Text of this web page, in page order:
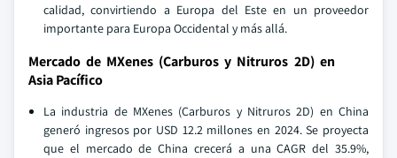
calidad, convirtiendo a Europa del Este en un proveedor
importante para Europa Occidental y más allá.
Mercado de MXenes (Carburos y Nitruros 2D) en
Asia Pacífico
La industria de MXenes (Carburos y Nitruros 2D) en China
generó ingresos por USD 12.2 millones en 2024. Se proyecta
que el mercado de China crecerá a una CAGR del 35.9%,